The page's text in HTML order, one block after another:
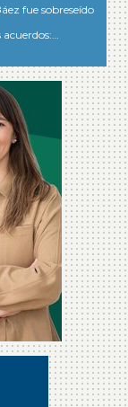
fue sobreseído